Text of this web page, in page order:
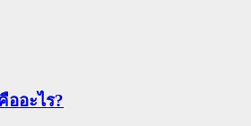
ออะไร?